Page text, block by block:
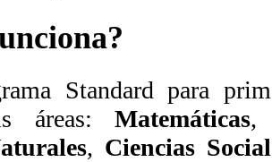
Standard para
áreas:Matemáticas
, Ciencias